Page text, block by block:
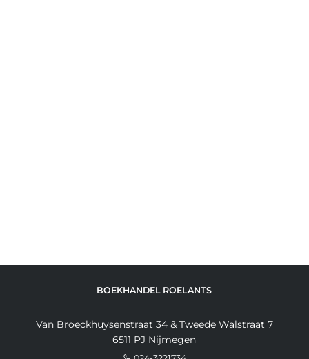
BOEKHANDEL ROELANTS
Van Broeckhuysenstraat 34 & Tweede Walstraat 7
6511 PJ Nijmegen